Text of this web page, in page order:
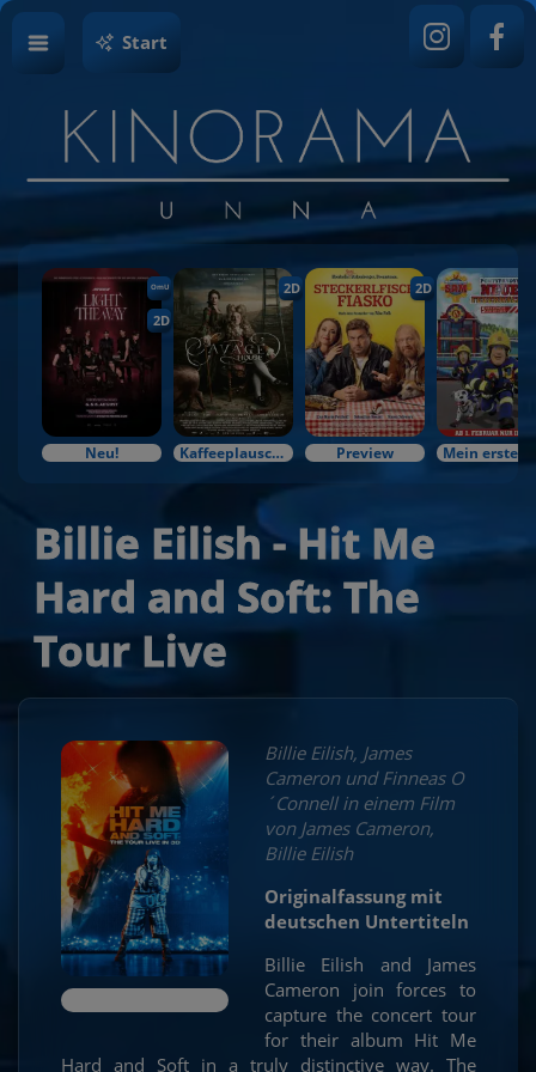
Start
OmU
2D
Neu!
2D
Kaffeeplausch & Kinozauber
2D
Preview
Billie Eilish - Hit Me
Hard and Soft: The
Tour Live
Billie Eilish, James
Cameron und Finneas O
´Connell in einem Film
von James Cameron,
Billie Eilish
Originalfassung mit
deutschen Untertiteln
Billie Eilish and James
Cameron join forces to
capture the concert tour
for their album Hit Me
Hard and Soft in a truly distinctive way. The